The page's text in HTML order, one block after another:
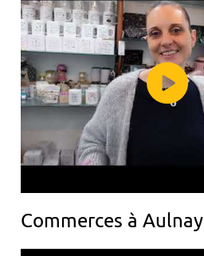
Commerces à Aulnay